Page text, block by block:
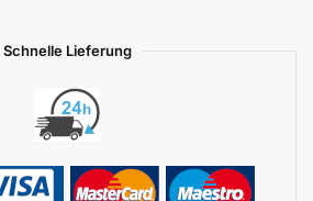
Schnelle Lieferung